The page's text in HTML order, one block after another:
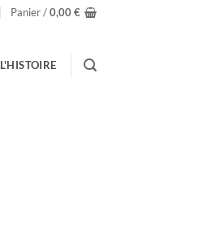
Panier /0,00€
L'HISTOIRE